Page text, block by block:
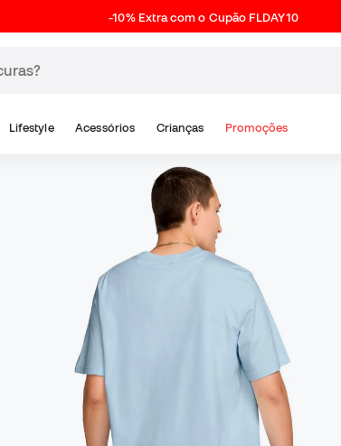
-10% Extra com o Cupão FLDAY10
Lifestyle Acessórios Crianças Promoções